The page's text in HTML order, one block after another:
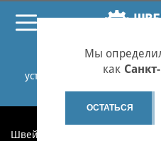
При проблемах с онлайн-
установите российские
или используйте
Мы
как
ОСТАТЬСЯ
Швеймастер